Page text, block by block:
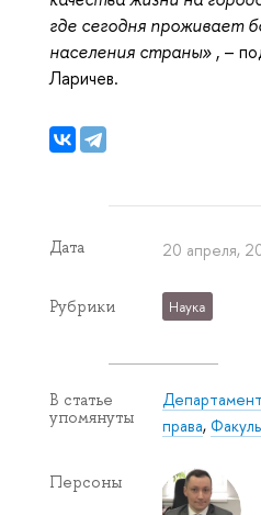
где сегодня проживает
населения страны» , –
Ларичев.
Дата 20 апреля,
Рубрики Наука
В статье
упомянуты
права,
Персоны